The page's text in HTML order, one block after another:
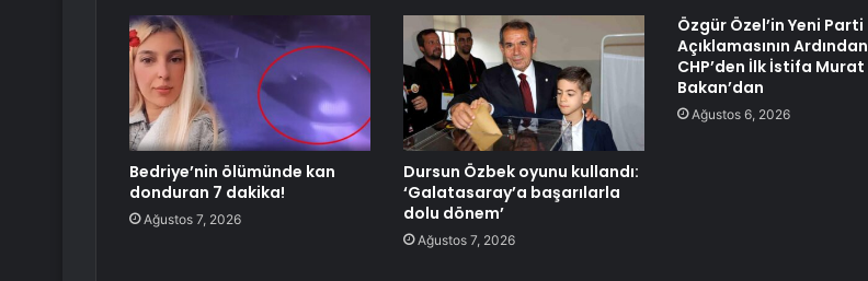
Bedriye’nin ölümünde kan
donduran 7 dakika!
Ağustos 7, 2026
Dursun Özbek oyunu kullandı:
‘Galatasaray’a başarılarla
dolu dönem’
Ağustos 7, 2026
Özgür Özel’in Yeni Parti
Açıklamasının Ardından
CHP’den İlk İstifa Murat
Bakan’dan
Ağustos 6, 2026